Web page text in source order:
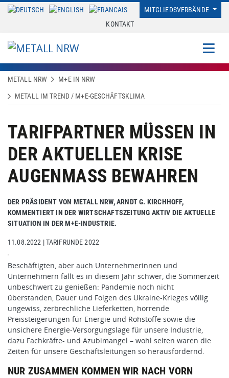
MITGLIEDSVERBÄNDE
KONTAKT
METALL NRW M+E IN NRW
METALL IM TREND / M+E-GESCHÄFTSKLIMA
TARIFPARTNER MÜSSEN IN
DER AKTUELLEN KRISE
AUGENMASS BEWAHREN
DER PRÄSIDENT VON METALL NRW, ARNDT G. KIRCHHOFF,
KOMMENTIERT IN DER WIRTSCHAFTSZEITUNG AKTIV DIE AKTUELLE
SITUATION IN DER M+E-INDUSTRIE.
11.08.2022 |TARIFRUNDE 2022
Beschäftigten, aber auch Unternehmerinnen und
Unternehmern fällt es in diesem Jahr schwer, die Sommerzeit
unbeschwert zu genießen: Pandemie noch nicht
überstanden, Dauer und Folgen des Ukraine-Krieges völlig
ungewiss, zerbrechliche Lieferketten, horrende
Preissteigerungen für Energie und Rohstoffe sowie die
unsichere Energie-Versorgungslage für unsere Industrie,
dazu Fachkräfte- und Azubimangel – wohl selten waren die
Zeiten für unsere Geschäftsleitungen so herausfordernd.
NUR ZUSAMMEN KOMMEN WIR NACH VORN